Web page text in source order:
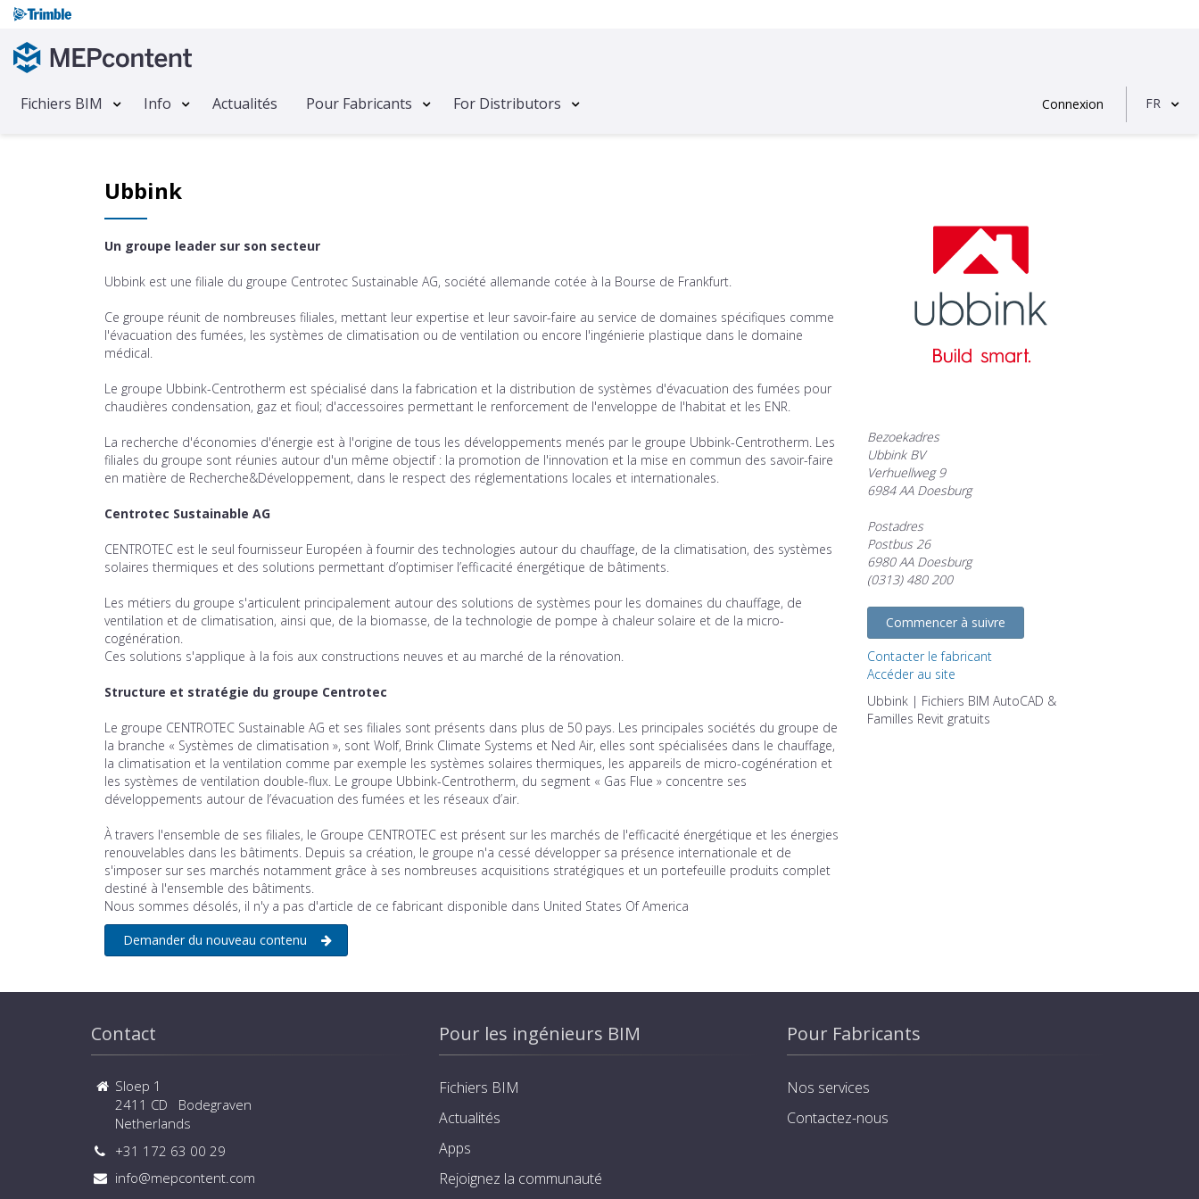
Fichiers BIM Info Actualités Pour Fabricants For Distributors Connexion FR
Ubbink
Un groupe leader sur son secteur
Ubbink est une filiale du groupe Centrotec Sustainable AG, société allemande cotée à la Bourse de Frankfurt.
Ce groupe réunit de nombreuses filiales, mettant leur expertise et leur savoir-faire au service de domaines spécifiques comme
l'évacuation des fumées, les systèmes de climatisation ou de ventilation ou encore l'ingénierie plastique dans le domaine
médical.
Le groupe Ubbink-Centrotherm est spécialisé dans la fabrication et la distribution de systèmes d'évacuation des fumées pour
chaudières condensation, gaz et fioul; d'accessoires permettant le renforcement de l'enveloppe de l'habitat et les ENR.
La recherche d'économies d'énergie est à l'origine de tous les développements menés par le groupe Ubbink-Centrotherm. Les
filiales du groupe sont réunies autour d'un même objectif : la promotion de l'innovation et la mise en commun des savoir-faire
en matière de Recherche&Développement, dans le respect des réglementations locales et internationales.
Centrotec Sustainable AG
CENTROTEC est le seul fournisseur Européen à fournir des technologies autour du chauffage, de la climatisation, des systèmes
solaires thermiques et des solutions permettant d’optimiser l’efficacité énergétique de bâtiments.
Les métiers du groupe s'articulent principalement autour des solutions de systèmes pour les domaines du chauffage, de
ventilation et de climatisation, ainsi que, de la biomasse, de la technologie de pompe à chaleur solaire et de la micro-
cogénération.
Ces solutions s'applique à la fois aux constructions neuves et au marché de la rénovation.
Structure et stratégie du groupe Centrotec
Le groupe CENTROTEC Sustainable AG et ses filiales sont présents dans plus de 50 pays. Les principales sociétés du groupe de
la branche « Systèmes de climatisation », sont Wolf, Brink Climate Systems et Ned Air, elles sont spécialisées dans le chauffage,
la climatisation et la ventilation comme par exemple les systèmes solaires thermiques, les appareils de micro-cogénération et
les systèmes de ventilation double-flux. Le groupe Ubbink-Centrotherm, du segment « Gas Flue » concentre ses
développements autour de l’évacuation des fumées et les réseaux d’air.
À travers l'ensemble de ses filiales, le Groupe CENTROTEC est présent sur les marchés de l'efficacité énergétique et les énergies
renouvelables dans les bâtiments. Depuis sa création, le groupe n'a cessé développer sa présence internationale et de
s'imposer sur ses marchés notamment grâce à ses nombreuses acquisitions stratégiques et un portefeuille produits complet
destiné à l'ensemble des bâtiments.
Nous sommes désolés, il n'y a pas d'article de ce fabricant disponible dans United States Of America
Demander du nouveau contenu
Bezoekadres
Ubbink BV
Verhuellweg 9
6984 AA Doesburg
Postadres
Postbus 26
6980 AA Doesburg
(0313) 480 200
Commencer à suivre
Contacter le fabricant
Accéder au site
Ubbink | Fichiers BIM AutoCAD &
Familles Revit gratuits
Contact
Sloep 1
2411 CD Bodegraven
Netherlands
+31 172 63 00 29
info@mepcontent.com
Pour les ingénieurs BIM
Fichiers BIM
Actualités
Apps
Rejoignez la communauté
Pour Fabricants
Nos services
Contactez-nous